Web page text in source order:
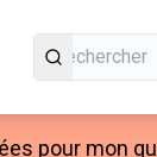
pour mon